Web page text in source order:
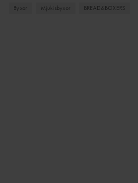
Byxor Mjukisbyxor BREAD&BOXERS